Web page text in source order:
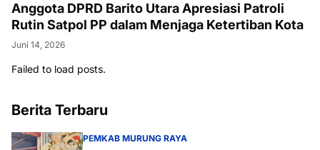
Anggota DPRD Barito Utara Apresiasi Patroli
Rutin Satpol PP dalam Menjaga Ketertiban Kota
Juni 14, 2026
Failed to load posts.
Berita Terbaru
PEMKAB MURUNG RAYA